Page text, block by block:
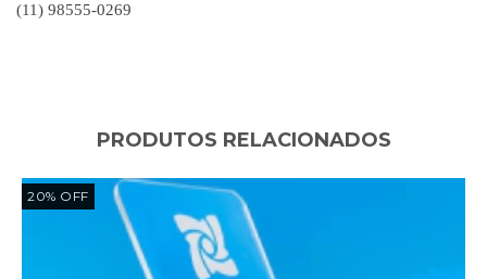
(11) 98555-0269
PRODUTOS RELACIONADOS
20% OFF